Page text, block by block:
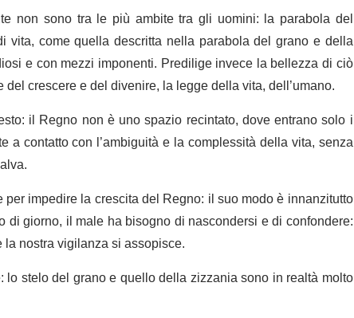
non sono tra le più ambite tra gli uomini: la parabola del
come quella descritta nella parabola del grano e della
e con mezzi imponenti. Predilige invece la bellezza di ciò
crescere e del divenire, la legge della vita, dell’umano.
il Regno non è uno spazio recintato, dove entrano solo i
contatto con l’ambiguità e la complessità della vita, senza
impedire la crescita del Regno: il suo modo è innanzitutto
giorno, il male ha bisogno di nascondersi e di confondere:
nostra vigilanza si assopisce.
stelo del grano e quello della zizzania sono in realtà molto